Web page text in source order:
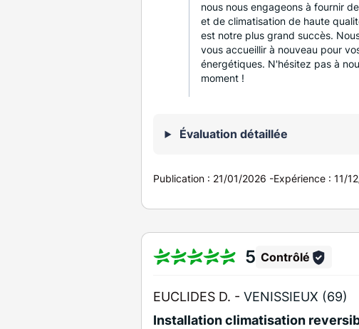
nous nous engageons à fournir
et de climatisation de haute
est notre plus grand succès.
vous accueillir à nouveau pour
énergétiques. N'hésitez pas à
moment !
Évaluation détaillée
Publication : 21/01/2026 -Expérience :11/
5 Contrôlé
EUCLIDES D. -VENISSIEUX (69)
Installation climatisation